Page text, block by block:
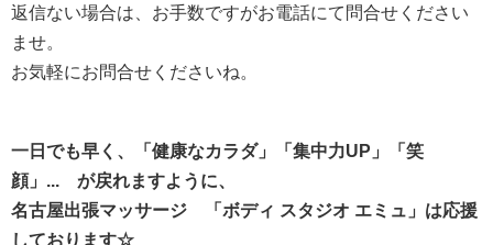
返信ない場合は、お手数ですがお電話にて問合せください
ませ。
お気軽にお問合せくださいね。
一日でも早く、「健康なカラダ」「集中力UP」「笑
顔」... が戻れますように、
名古屋出張マッサージ 「ボディ スタジオ エミュ」は応援
しております☆